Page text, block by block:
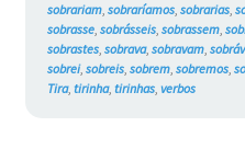
sobrariam, sobraríamos, sobrarias,
sobrasse, sobrásseis, sobrassem,
sobrastes, sobrava, sobravam,
sobrei, sobreis, sobrem, sobremos,
Tira, tirinha, tirinhas, verbos